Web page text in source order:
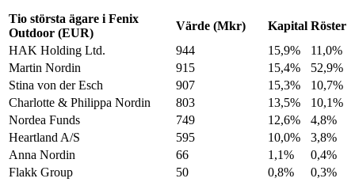
Tio största ägare i Fenix
Outdoor (EUR)
Värde (Mkr) Kapital Röster
HAK Holding Ltd.
944 15,9%
11,0%
Martin Nordin
915 15,4%
52,9%
Stina von der Esch
907 15,3%
10,7%
Charlotte & Philippa Nordin
803 13,5%
10,1%
Nordea Funds
749 12,6%
4,8%
Heartland A/S
595 10,0%
3,8%
Anna Nordin
66 1,1%
0,4%
Flakk Group
50 0,8%
0,3%